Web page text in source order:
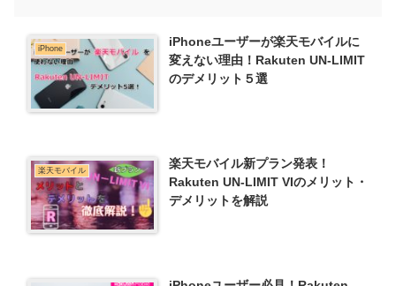
iPhone
iPhoneユーザーが楽天モバイルに
変えない理由！Rakuten UN-LIMIT
のデメリット５選
楽天モバイル
楽天モバイル新プラン発表！
Rakuten UN-LIMIT VIのメリット・
デメリットを解説